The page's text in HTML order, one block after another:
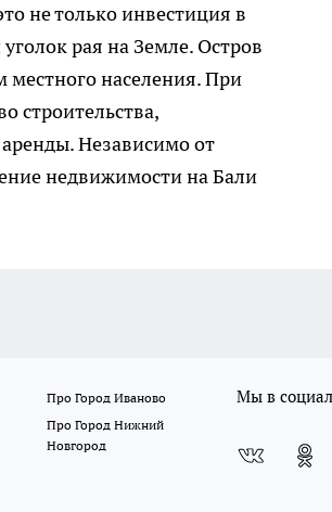
не только инвестиция в
рая на Земле. Остров
местного населения. При
строительства,
Независимо от
недвижимости на Бали
Про Город Иваново
Про Город Нижний
Новгород
Мы в